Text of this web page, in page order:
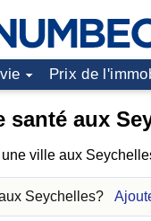
Prix de
santé aux
ville aux
Seychelles?